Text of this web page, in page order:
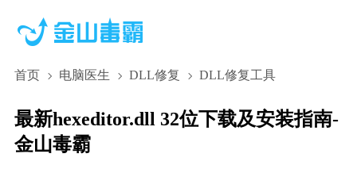
首页 电脑医生 DLL修复 DLL修复工具
最新hexeditor.dll 32位下载及安装指南-
金山毒霸